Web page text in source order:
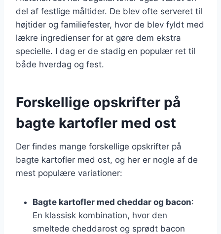
del af festlige måltider. De blev ofte serveret til
højtider og familiefester, hvor de blev fyldt med
lækre ingredienser for at gøre dem ekstra
specielle. I dag er de stadig en populær ret til
både hverdag og fest.
Forskellige opskrifter på
bagte kartofler med ost
Der findes mange forskellige opskrifter på
bagte kartofler med ost, og her er nogle af de
mest populære variationer:
Bagte kartofler med cheddar og bacon:
En klassisk kombination, hvor den
smeltede cheddarost og sprødt bacon